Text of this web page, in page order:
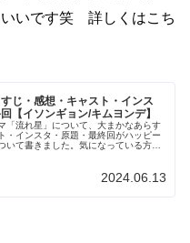
いです笑 詳しくはこち
すじ・感想・キャスト・インス
【イソンギョン/キムヨンデ】
「流れ星」について、大まかなあらす
・インスタ・原題・最終回がハッピー
いて書きました。気になっている方へ
2024.06.13